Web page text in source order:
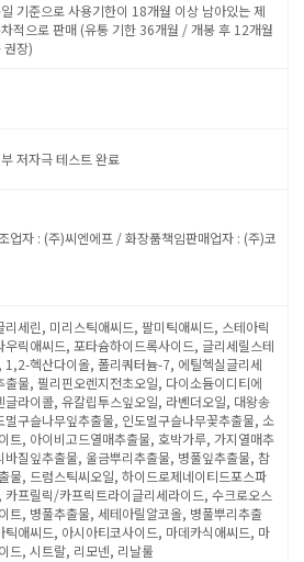
기준으로 사용기한이 18개월 이상 남아있는 제
적으로 판매 (유통 기한 36개월 / 개봉 후 12개월
권장)
저자극 테스트 완료
업자 : (주)씨엔에프 / 화장품책임판매업자 : (주)코
리세린, 미리스틱애씨드, 팔미틱애씨드, 스테아릭
우릭애씨드, 포타슘하이드록사이드, 글리세릴스테
1,2-헥산다이올, 폴리쿼터늄-7, 에틸헥실글리세
출물, 필리핀오렌지전초오일, 다이소듐이디티에
글라이콜, 유칼립투스잎오일, 라벤더오일, 대왕송
멀구슬나무잎추출물, 인도멀구슬나무꽃추출물, 소
트, 아이비고드열매추출물, 호박가루, 가지열매추
바질잎추출물, 울금뿌리추출물, 병풀잎추출물, 참
물, 드럼스틱씨오일, 하이드로제네이티드포스파
카프릴릭/카프릭트라이글리세라이드, 수크로오스
트, 병풀추출물, 세테아릴알코올, 병풀뿌리추출
틱애씨드, 아시아티코사이드, 마데카식애씨드, 마
드, 시트랄, 리모넨, 리날룰